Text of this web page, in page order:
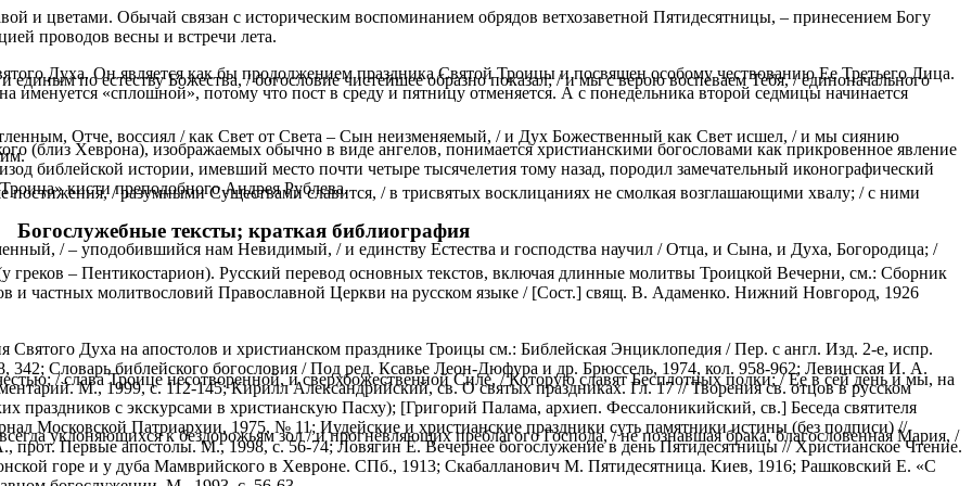
и цветами. Обычай связан с историческим воспоминанием обрядов ветхозаветной Пятидесятницы, – принесением Богу
проводов весны и встречи лета.
Духа. Он является как бы продолжением праздника Святой Троицы и посвящен особому чествованию Ее Третьего Лица.
именуется «сплошной», потому что пост в среду и пятницу отменяется. А с понедельника второй седмицы начинается
(близ Хеврона), изображаемых обычно в виде ангелов, понимается христианскими богословами как прикровенное явление
библейской истории, имевший место почти четыре тысячелетия тому назад, породил замечательный иконографический
кисти преподобного Андрея Рублева.
Богослужебные тексты; краткая библиография
– Пентикостарион). Русский перевод основных текстов, включая длинные молитвы Троицкой Вечерни, см.: Сборник
и частных молитвословий Православной Церкви на русском языке / [Сост.] свящ. В. Адаменко. Нижний Новгород, 1926
Святого Духа на апостолов и христианском празднике Троицы см.: Библейская Энциклопедия / Пер. с англ. Изд. 2-е, испр.
342; Словарь библейского богословия / Под ред. Ксавье Леон-Дюфура и др. Брюссель, 1974, кол. 958-962; Левинская И. А.
М., 1999, с. 112-145; Кирилл Александрийский, св. О святых праздниках. Гл. 17 // Творения св. отцов в русском
праздников с экскурсами в христианскую Пасху); [Григорий Палама, архиеп. Фессалоникийский, св.] Беседа святителя
Московской Патриархии, 1975, № 11; Иудейские и христианские праздники суть памятники истины (без подписи) //
Первые апостолы. М., 1998, с. 56-74; Ловягин Е. Вечернее богослужение в день Пятидесятницы // Христианское Чтение.
горе и у дуба Мамврийского в Хевроне. СПб., 1913; Скабалланович М. Пятидесятница. Киев, 1916; Рашковский Е. «С
по естеству Божества, / богословие чистейшее образно показал; / и мы с верою воспеваем Тебя, / единоначального
Отче, воссиял / как Свет от Света – Сын неизменяемый, / и Дух Божественный как Свет исшел, / и мы сиянию
постижения, / разумными Существами славится, / в трисвятых восклицаниях не смолкая возглашающими хвалу; / с ними
/ – уподобившийся нам Невидимый, / и единству Естества и господства научил / Отца, и Сына, и Духа, Богородица; /
/ слава Троице несотворенной, и сверхбожественной Силе, / Которую славят Бесплотных полки; / Ее в сей день и мы, на
уклоняющихся к бездорожьям зол / и прогневляющих преблагого Господа, / не познавшая брака, благословенная Мария, /